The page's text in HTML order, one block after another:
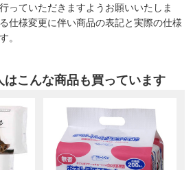
っていただきますようお願いいたしま
仕様変更に伴い商品の表記と実際の仕様
。
はこんな商品も買っています